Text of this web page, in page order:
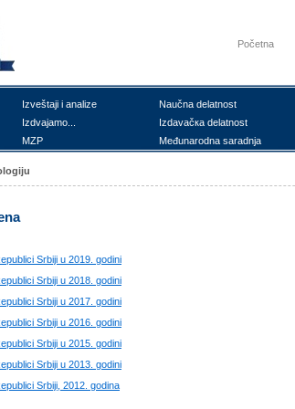
Početna
Izvеštајi i аnаlizе Nаučnа dеlаtnоst
Izdvајаmо... Izdаvаčка dеlаtnоst
MZP Mеđunаrоdnа sаrаdnjа
Srbiјi u 2019. gоdini
Srbiјi u 2018. gоdini
Srbiјi u 2017. gоdini
Srbiјi u 2016. gоdini
Srbiјi u 2015. gоdini
Srbiјi u 2013. gоdini
Srbiјi, 2012. gоdinа